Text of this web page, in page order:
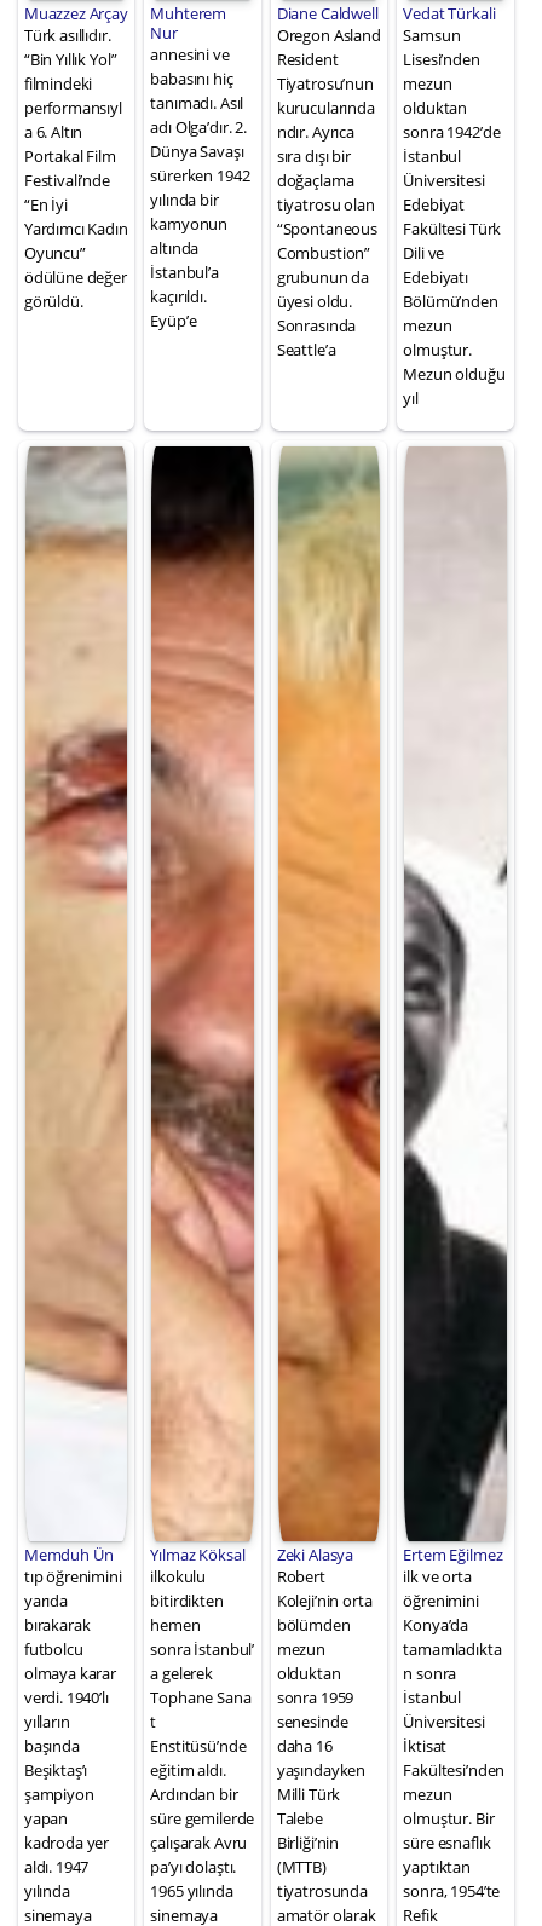
Muazzez Arçay
Türk asıllıdır.
“Bin Yıllık Yol”
filmindeki
performansıyl
a 6. Altın
Portakal Film
Festivali’nde
“En İyi
Yardımcı Kadın
Oyuncu”
ödülüne değer
görüldü.
Muhterem
Nur
annesini ve
babasını hiç
tanımadı. Asıl
adı Olga’dır. 2.
Dünya Savaşı
sürerken 1942
yılında bir
kamyonun
altında
İstanbul’a
kaçırıldı.
Eyüp’e
Diane Caldwell
Oregon Asland
Resident
Tiyatrosu’nun
kurucularında
ndır. Ayrıca
sıra dışı bir
doğaçlama
tiyatrosu olan
“Spontaneous
Combustion”
grubunun da
üyesi oldu.
Sonrasında
Seattle’a
Vedat Türkali
Samsun
Lisesi’nden
mezun
olduktan
sonra 1942’de
İstanbul
Üniversitesi
Edebiyat
Fakültesi Türk
Dili ve
Edebiyatı
Bölümü’nden
mezun
olmuştur.
Mezun olduğu
yıl
Memduh Ün
tıp öğrenimini
yarıda
bırakarak
futbolcu
olmaya karar
verdi. 1940’lı
yılların
başında
Beşiktaş’ı
şampiyon
yapan
kadroda yer
aldı. 1947
yılında
sinemaya
Yılmaz Köksal
ilkokulu
bitirdikten
hemen
sonra İstanbul’
a gelerek
Tophane Sana
t
Enstitüsü’nde
eğitim aldı.
Ardından bir
süre gemilerde
çalışarak Avru
pa’yı dolaştı.
1965 yılında
sinemaya
Zeki Alasya
Robert
Koleji’nin orta
bölümden
mezun
olduktan
sonra 1959
senesinde
daha 16
yaşındayken
Milli Türk
Talebe
Birliği’nin
(MTTB)
tiyatrosunda
amatör olarak
Ertem Eğilmez
ilk ve orta
öğrenimini
Konya’da
tamamladıkta
n sonra
İstanbul
Üniversitesi
İktisat
Fakültesi’nden
mezun
olmuştur. Bir
süre esnaflık
yaptıktan
sonra, 1954’te
Refik